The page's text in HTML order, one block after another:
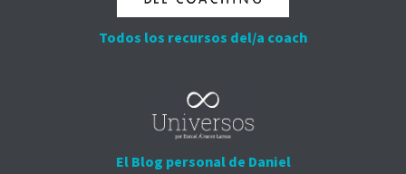
Todos los recursos del/a coach
El Blog personal de Daniel